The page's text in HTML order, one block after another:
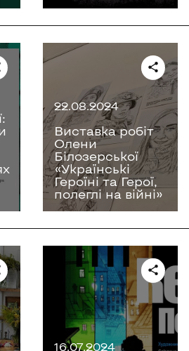
22.08.2024
Виставка робіт
Олени
Білозерської
«Українські
Героїні та Герої,
полеглі на війні»
16.07.2024